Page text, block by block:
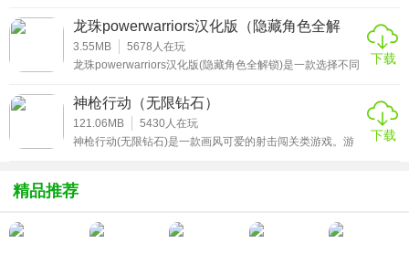
取五星帝王号，安全防封你还等什么，来火线精英手机版送
没人挤土豪号下载体验一把紧张刺激的FPS竞技射击吧!
龙珠powerwarriors汉化版（隐藏角色全解
锁）
3.55MB 5678 人在玩
龙珠powerwarriors汉化版(隐藏角色全解锁)是一款选择不同
《龙珠》中的各类主角原型打造而成的，无论是外观还是技
能招数都是原汁原味的，采用了像素的画面风格，给人一种
穿越时空，重回儿时的感受。
下载
神枪行动（无限钻石）
121.06MB 5430人在玩
神枪行动(无限钻石)是一款画风可爱的射击闯关类游戏。游
限钻石破解版升级你手中的武器挑战更多精彩瞬间吧。
下载
精品推荐